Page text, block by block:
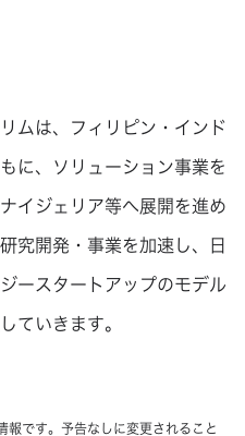
ムは、フィリピン・インド
に、ソリューション事業を
イジェリア等へ展開を進め
究開発・事業を加速し、日
ースタートアップのモデル
ていきます。
報です。予告なしに変更されること